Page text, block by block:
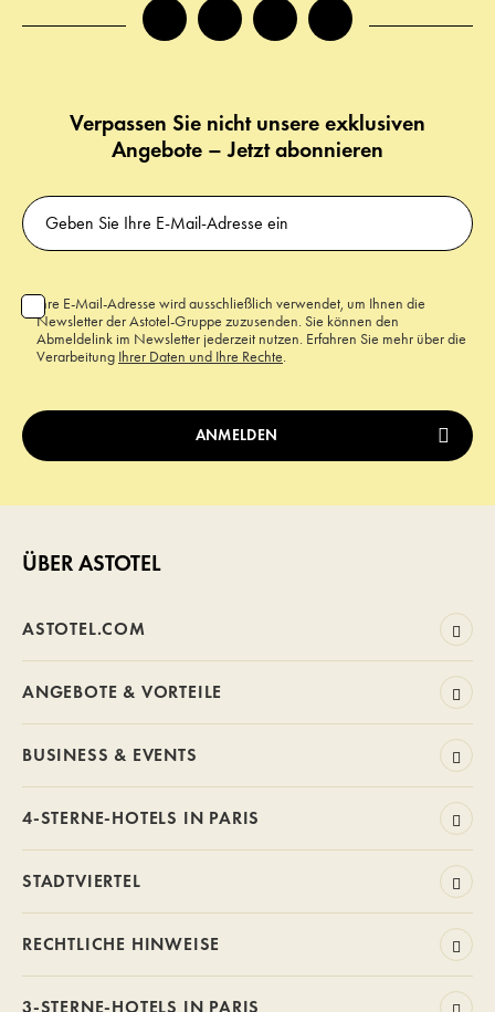
facebookinstagramtwitter tiktok
Verpassen Sie nicht unsere exklusiven
Angebote – Jetzt abonnieren
Ihre E-Mail-Adresse wird ausschließlich verwendet, um Ihnen die
Newsletter der Astotel-Gruppe zuzusenden. Sie können den
Abmeldelink im Newsletter jederzeit nutzen. Erfahren Sie mehr über die
Verarbeitung Ihrer Daten und Ihre Rechte.
ÜBER ASTOTEL
ASTOTEL.COM
ANGEBOTE & VORTEILE
BUSINESS & EVENTS
4-STERNE-HOTELS IN PARIS
STADTVIERTEL
RECHTLICHE HINWEISE
3-STERNE-HOTELS IN PARIS